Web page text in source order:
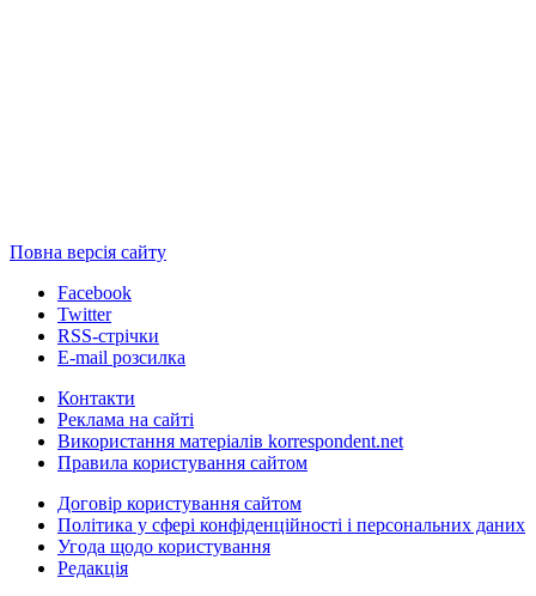
Повна версія сайту
Facebook
Twitter
RSS-стрічки
E-mail розсилка
Контакти
Реклама на сайті
Використання матеріалів korrespondent.net
Правила користування сайтом
Договір користування сайтом
Політика у сфері конфіденційності і персональних даних
Угода щодо користування
Редакція